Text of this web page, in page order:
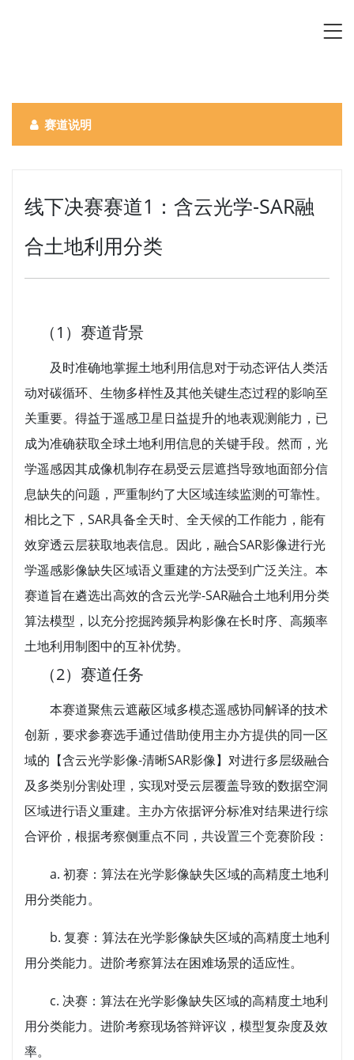
赛道说明
线下决赛赛道1：含云光学-SAR融
合土地利用分类
（1）赛道背景
及时准确地掌握土地利用信息对于动态评估人类活
动对碳循环、生物多样性及其他关键生态过程的影响至
关重要。得益于遥感卫星日益提升的地表观测能力，已
成为准确获取全球土地利用信息的关键手段。然而，光
学遥感因其成像机制存在易受云层遮挡导致地面部分信
息缺失的问题，严重制约了大区域连续监测的可靠性。
相比之下，SAR具备全天时、全天候的工作能力，能有
效穿透云层获取地表信息。因此，融合SAR影像进行光
学遥感影像缺失区域语义重建的方法受到广泛关注。本
赛道旨在遴选出高效的含云光学-SAR融合土地利用分类
算法模型，以充分挖掘跨频异构影像在长时序、高频率
土地利用制图中的互补优势。
（2）赛道任务
本赛道聚焦云遮蔽区域多模态遥感协同解译的技术
创新，要求参赛选手通过借助使用主办方提供的同一区
域的【含云光学影像-清晰SAR影像】对进行多层级融合
及多类别分割处理，实现对受云层覆盖导致的数据空洞
区域进行语义重建。主办方依据评分标准对结果进行综
合评价，根据考察侧重点不同，共设置三个竞赛阶段：
a. 初赛：算法在光学影像缺失区域的高精度土地利
用分类能力。
b. 复赛：算法在光学影像缺失区域的高精度土地利
用分类能力。进阶考察算法在困难场景的适应性。
c. 决赛：算法在光学影像缺失区域的高精度土地利
用分类能力。进阶考察现场答辩评议，模型复杂度及效
率。